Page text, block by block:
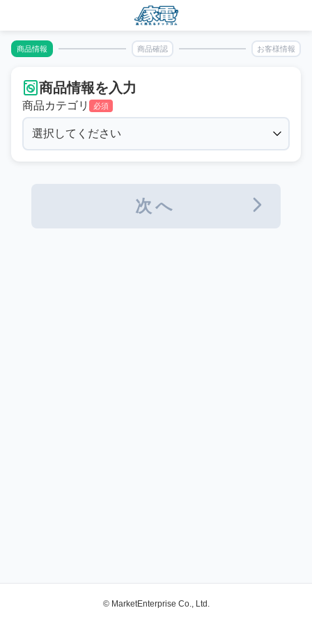
商品情報 商品確認 お客様情報
商品情報を入力
商品カテゴリ 必須
次へ
© MarketEnterprise Co., Ltd.